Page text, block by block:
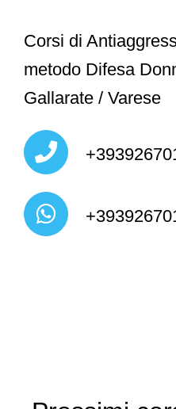
Corsi di
metodo Difesa
Gallarate / Varese